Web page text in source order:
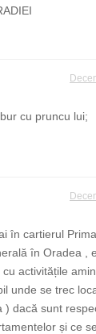
cu pruncu lui;
în cartierul
în Oradea ,
activitățile
unde se trec
) dacă sunt
și ce